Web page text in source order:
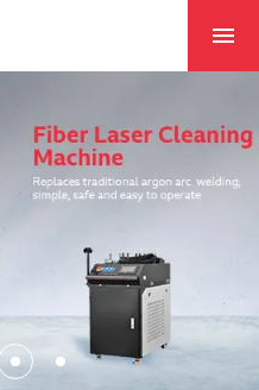
ผลิตภัณฑ์
โครงการ
ติดต่อเรา
แกนหลัก